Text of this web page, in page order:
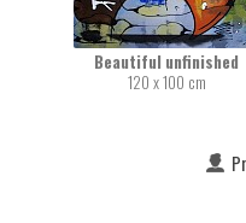
Beautiful unfinished
120 x 100 cm